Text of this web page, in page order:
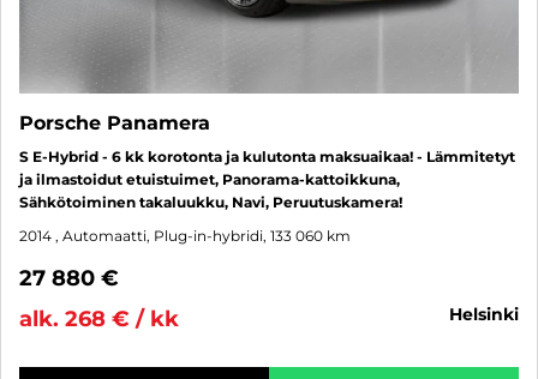
Porsche Panamera
S E-Hybrid - 6 kk korotonta ja kulutonta maksuaikaa! - Lämmitetyt
ja ilmastoidut etuistuimet, Panorama-kattoikkuna,
Sähkötoiminen takaluukku, Navi, Peruutuskamera!
2014 , Automaatti, Plug-in-hybridi, 133 060 km
27 880 €
alk. 268 € / kk
helsinki